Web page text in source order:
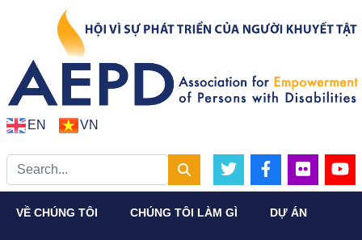
EN VN
VỀ CHÚNG TÔI CHÚNG TÔI LÀM GÌ DỰ ÁN